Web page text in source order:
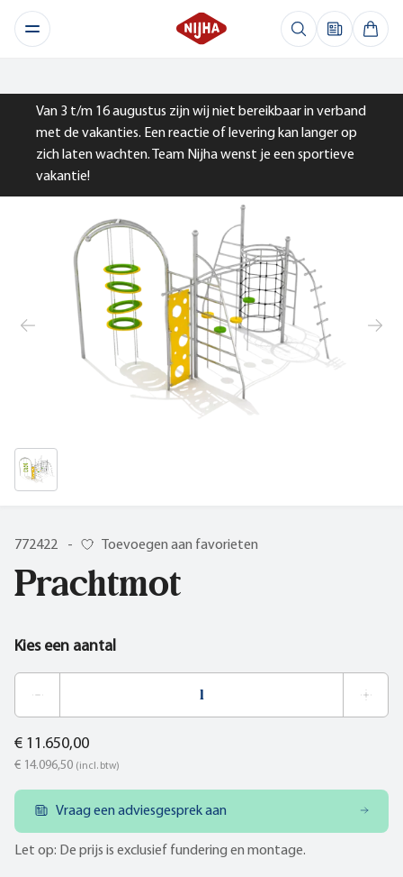
Van 3 t/m 16 augustus zijn wij niet bereikbaar in verband
met de vakanties. Een reactie of levering kan langer op
zich laten wachten. Team Nijha wenst je een sportieve
vakantie!
772422 - Toevoegen aan favorieten
Prachtmot
Kies een aantal
€ 11.650,00
€ 14.096,50 (incl. btw)
Vraag een adviesgesprek aan
Let op: De prijs is exclusief fundering en montage.